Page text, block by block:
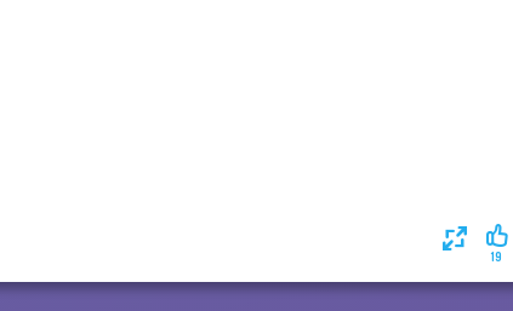
19